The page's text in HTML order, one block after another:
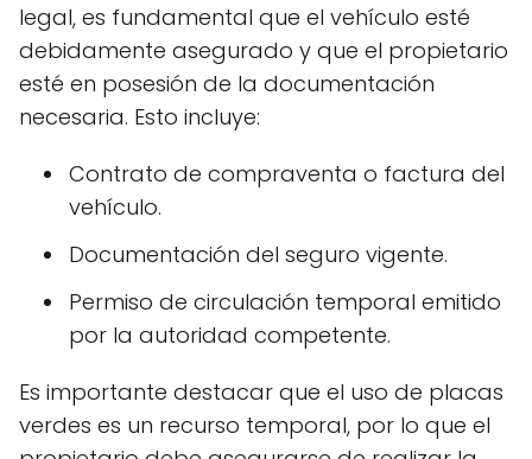
legal, es fundamental que el vehículo esté
debidamente asegurado y que el propietario
esté en posesión de la documentación
necesaria. Esto incluye:
Contrato de compraventa o factura del
vehículo.
Documentación del seguro vigente.
Permiso de circulación temporal emitido
por la autoridad competente.
Es importante destacar que el uso de placas
verdes es un recurso temporal, por lo que el